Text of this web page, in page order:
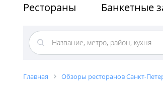
Рестораны Банкетные
Главная Обзоры ресторанов Санкт-